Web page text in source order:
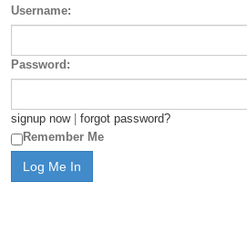
Username:
Password:
signup now| forgot password?
Remember Me